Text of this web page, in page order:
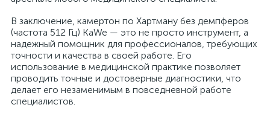
В заключение, камертон по Хартману без демпферов
(частота 512 Гц) KaWe — это не просто инструмент, а
надежный помощник для профессионалов, требующих
точности и качества в своей работе. Его
использование в медицинской практике позволяет
проводить точные и достоверные диагностики, что
делает его незаменимым в повседневной работе
специалистов.